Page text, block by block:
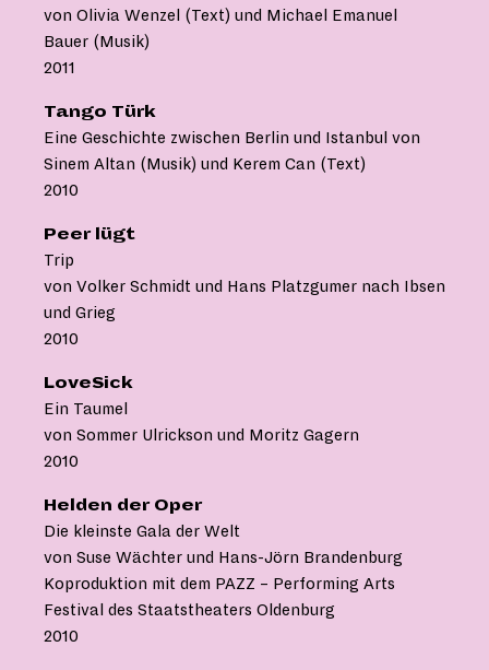
von Olivia Wenzel (Text) und Michael Emanuel
Bauer (Musik)
2011
Tango Türk
Eine Geschichte zwischen Berlin und Istanbul von
Sinem Altan (Musik) und Kerem Can (Text)
2010
Peer lügt
Trip
von Volker Schmidt und Hans Platzgumer nach Ibsen
und Grieg
2010
LoveSick
Ein Taumel
von Sommer Ulrickson und Moritz Gagern
2010
Helden der Oper
Die kleinste Gala der Welt
von Suse Wächter und Hans-Jörn Brandenburg
Koproduktion mit dem PAZZ – Performing Arts
Festival des Staatstheaters Oldenburg
2010